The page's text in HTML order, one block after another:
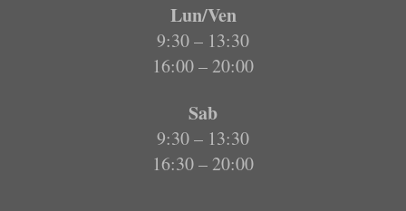
Lun/Ven
9:30 – 13:30
16:00 – 20:00
Sab
9:30 – 13:30
16:30 – 20:00